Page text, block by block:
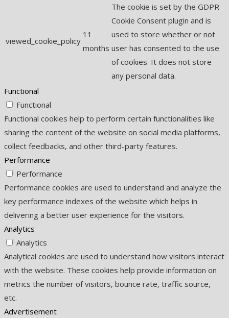
viewed_cookie_policy
11
months
The cookie is set by the GDPR
Cookie Consent plugin and is
used to store whether or not
user has consented to the use
of cookies. It does not store
any personal data.
Functional
Functional
Functional cookies help to perform certain functionalities like
sharing the content of the website on social media platforms,
collect feedbacks, and other third-party features.
Performance
Performance
Performance cookies are used to understand and analyze the
key performance indexes of the website which helps in
delivering a better user experience for the visitors.
Analytics
Analytics
Analytical cookies are used to understand how visitors interact
with the website. These cookies help provide information on
metrics the number of visitors, bounce rate, traffic source,
etc.
Advertisement